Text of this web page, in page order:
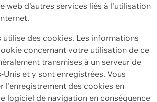
web d'autres services liés à l'utilisation
des cookies. Les informations
concernant votre utilisation de ce
transmises à un serveur de
Unis et y sont enregistrées. Vous
l'enregistrement des cookies en
logiciel de navigation en conséquence